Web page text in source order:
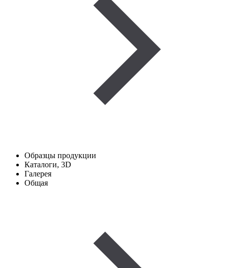
Образцы продукции
Каталоги, 3D
Галерея
Общая